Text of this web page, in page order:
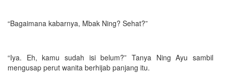
“Bagaimana kabarnya, Mbak Ning? Sehat?”
“Iya. Eh, kamu sudah isi belum?” Tanya Ning Ayu sambil
mengusap perut wanita berhijab panjang itu.